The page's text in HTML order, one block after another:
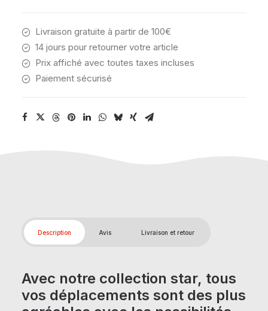
(valise
cabine)
Livraison gratuite à partir de 100€
14 jours pour retourner votre article
Prix affiché avec toutes taxes incluses
Paiement sécurisé
Description Avis Livraison et retour
Avec notre collection star, tous
vos déplacements sont des plus